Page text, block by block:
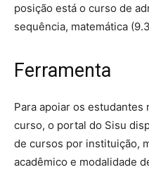
posição está o curso de
sequência, matemática
Ferramenta
Para apoiar os
curso, o portal do Sisu
de cursos por instituição,
acadêmico e modalidade